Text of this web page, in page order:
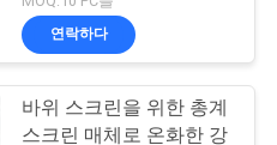
연락하다
바위 스크린을 위한 총계
스크린 매체로 온화한 강